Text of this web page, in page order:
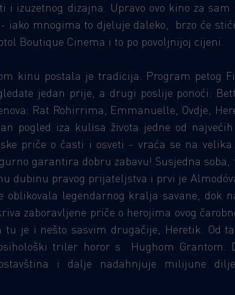
i izuzetnog dizajna. Upravo ovo kino za
iako mnogima to djeluje daleko, brzo će
Boutique Cinema i to po povoljnijoj cijeni.
kinu postala je tradicija. Program petog
jedan prije, a drugi poslije ponoći:
Rat Rohirrima, Emmanuelle, Ovdje,
pogled iza kulisa života jedne od
priče o časti i osveti - vraća se na
garantira dobru zabavu! Susjedna
dubinu pravog prijateljstva i prvi je
oblikovala legendarnog kralja savane, dok
zaboravljene priče o herojima ovog
je i nešto sasvim drugačije, Heretik. Od
triler horor s Hughom Grantom.
i dalje nadahnjuje milijune